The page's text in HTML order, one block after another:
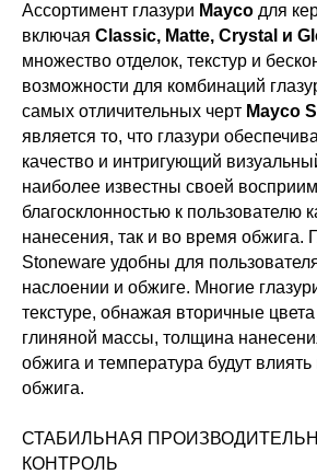
Ассортимент глазури Mayco для
включая Classic, Matte, Crystal и
множество отделок, текстур и
возможности для комбинаций
самых отличительных черт Mayco
является то, что глазури
качество и интригующий
наиболее известны своей
благосклонностью к пользователю
нанесения, так и во время обжига.
Stoneware удобны для
наслоении и обжиге. Многие
текстуре, обнажая вторичные
глиняной массы, толщина
обжига и температура будут влиять
обжига.
СТАБИЛЬНАЯ
КОНТРОЛЬ